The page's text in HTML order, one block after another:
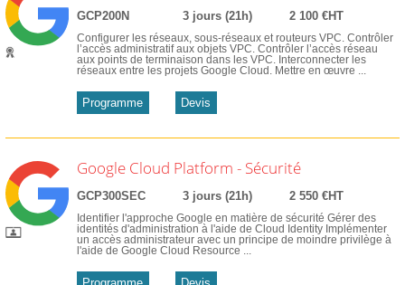
GCP200N 3 jours (21h) 2 100 €HT
Configurer les réseaux, sous-réseaux et routeurs VPC. Contrôler
l’accès administratif aux objets VPC. Contrôler l’accès réseau
aux points de terminaison dans les VPC. Interconnecter les
réseaux entre les projets Google Cloud. Mettre en œuvre ...
Programme Devis
Google Cloud Platform - Sécurité
GCP300SEC 3 jours (21h) 2 550 €HT
Identifier l'approche Google en matière de sécurité Gérer des
identités d'administration à l'aide de Cloud Identity Implémenter
un accès administrateur avec un principe de moindre privilège à
l'aide de Google Cloud Resource ...